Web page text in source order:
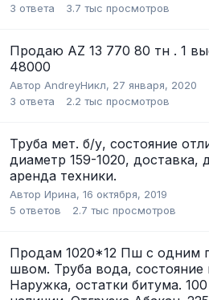
3 ответа 3.7 тыс просмотров
Продаю AZ 13 770 80 тн . 1
48000
Автор AndreyНикл, 27 января, 2020
3 ответа 2.2 тыс просмотров
Tpубa мет. б/у, состояние
диаметр 159-1020, доставка,
аренда техники.
Автор Ирина, 16 октября, 2019
5 ответов 2.7 тыс просмотров
Продам 1020*12 Пш с одним
швом. Труба вода, состояние
Наружка, остатки битума.